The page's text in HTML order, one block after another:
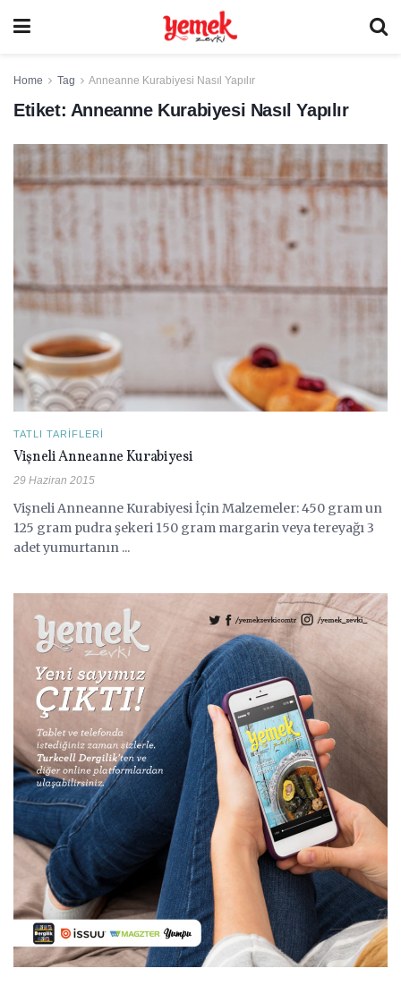
Home Tag Anneanne Kurabiyesi Nasıl Yapılır
Etiket: Anneanne Kurabiyesi Nasıl Yapılır
TATLI TARIFLERI
Vişneli Anneanne Kurabiyesi
29 Haziran 2015
Vişneli Anneanne Kurabiyesi İçin Malzemeler: 450 gram un
125 gram pudra şekeri 150 gram margarin veya tereyağı 3
adet yumurtanın ...